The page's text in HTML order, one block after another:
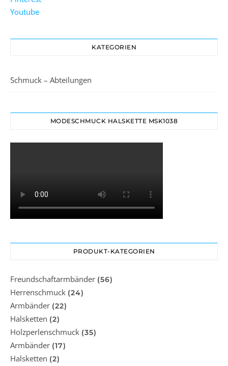
Youtube
KATEGORIEN
Schmuck – Abteilungen
MODESCHMUCK HALSKETTE MSK1038
PRODUKT-KATEGORIEN
Freundschaftarmbänder (56)
Herrenschmuck (24)
Armbänder (22)
Halsketten (2)
Holzperlenschmuck (35)
Armbänder (17)
Halsketten (2)